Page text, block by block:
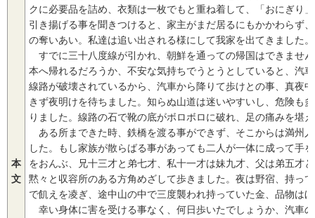
本
文
クに必要品を詰め、衣類は一枚でもと重ね着して、「おにぎり
引き揚げる事を聞きつけると、家主がまだ居るにもかかわらず
の奪いあい。私達は追い出される様にして我家を出てきました。
すでに三十八度線が引かれ、朝鮮を通っての帰国はできませ
本へ帰れるだろうか、不安な気持ちでうとうとしていると、汽
線路が破壊されているから、汽車から降りて歩けとの事、真夜
きず夜明けを待ちました。知らぬ山道は迷いやすいし、危険も
りました。線路の石で靴の底がボロボロに破れ、足の痛みを堪
ある所まできた時、鉄橋を渡る事ができず、そこからは満州
した。もし家族が散らばる事があっても二人が一体に成って手
をおんぶ、兄十三才と弟七才、私十一才は妹九才、父は弟五才
黙々と収容所のある方角めざして歩きました。夜は野宿、持っ
で飢えを凌ぎ、途中山の中で三度襲われ持っていた金、品物は
幸い身体に害を受ける事なく、何日歩いたでしょうか、汽車